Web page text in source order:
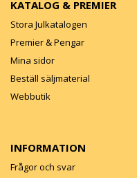
KATALOG & PREMIER
Stora Julkatalogen
Premier & Pengar
Mina sidor
Beställ säljmaterial
Webbutik
INFORMATION
Frågor och svar